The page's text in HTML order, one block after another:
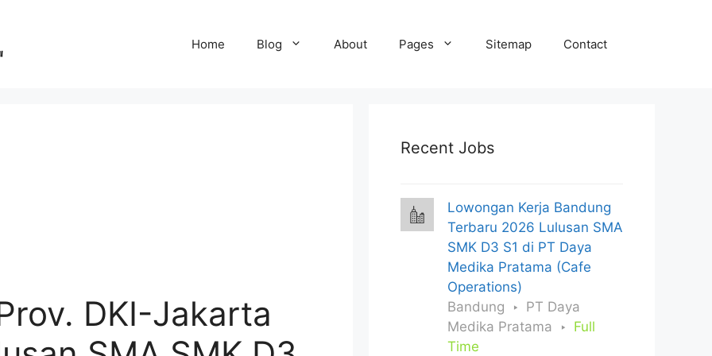
Home Blog About Pages Sitemap Contact
DKI-Jakarta
Recent Jobs
Lowongan Kerja Bandung
Terbaru 2026 Lulusan SMA
SMK D3 S1 di PT Daya
Medika Pratama (Cafe
Operations)
Bandung
PT Daya
Medika Pratama
Full
Time